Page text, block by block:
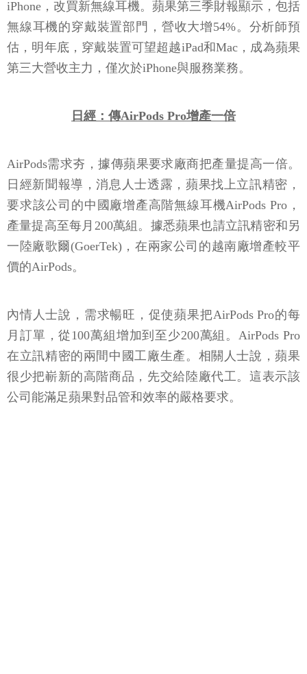
iPhone，改買新無線耳機。蘋果第三季財報顯示，包括
無線耳機的穿戴裝置部門，營收大增54%。分析師預
估，明年底，穿戴裝置可望超越iPad和Mac，成為蘋果
第三大營收主力，僅次於iPhone與服務業務。
日經：傳AirPods Pro增產一倍
AirPods需求夯，據傳蘋果要求廠商把產量提高一倍。
日經新聞報導，消息人士透露，蘋果找上立訊精密，
要求該公司的中國廠增產高階無線耳機AirPods Pro，
產量提高至每月200萬組。據悉蘋果也請立訊精密和另
一陸廠歌爾(GoerTek)，在兩家公司的越南廠增產較平
價的AirPods。
內情人士說，需求暢旺，促使蘋果把AirPods Pro的每
月訂單，從100萬組增加到至少200萬組。AirPods Pro
在立訊精密的兩間中國工廠生產。相關人士說，蘋果
很少把嶄新的高階商品，先交給陸廠代工。這表示該
公司能滿足蘋果對品管和效率的嚴格要求。